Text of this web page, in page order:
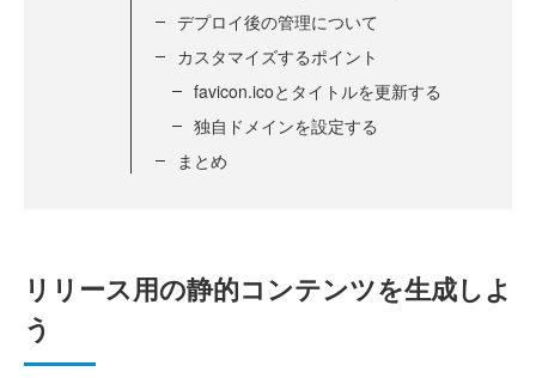
デプロイ後の管理について
カスタマイズするポイント
favicon.icoとタイトルを更新する
独自ドメインを設定する
まとめ
リリース用の静的コンテンツを生成しよ
う